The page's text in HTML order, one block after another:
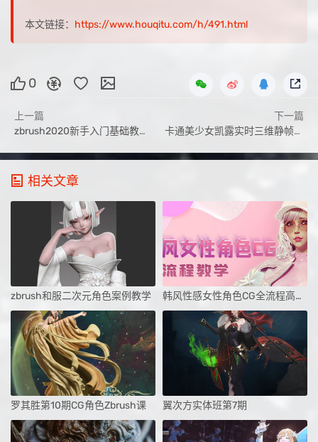
本文链接： https://www.houqitu.com/h/491.html
0
上一篇
zbrush2020新手入门基础教程【画质高清有素材】
下一篇
卡通美少女凯露实时三维静帧全流程案例教学【画质高清有素材】
相关文章
zbrush和服二次元角色案例教学 韩风性感女性角色CG全流程高级教学课
罗其胜第10期CG角色Zbrush课 翼次方实体班第7期